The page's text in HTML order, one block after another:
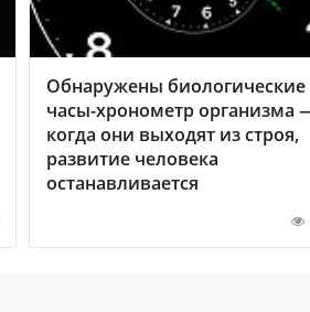
Обнаружены биологические
часы-хронометр организма
когда они выходят из строя,
развитие человека
останавливается